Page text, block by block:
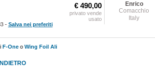
- Salva nei preferiti
€ 490,00
privato vende
usato
Enrico
Comacchio
Italy
F-Oneo Wing Foil Ali
INDIETRO